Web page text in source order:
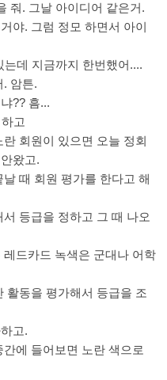
줘. 그날 아이디어 같은거.
야. 그럼 정모 하면서 아이
데 지금까지 한번했어....
. 암튼.
?? 흠...
고
회원이 있으면 오늘 정회
왔고.
때 회원 평가를 한다고 해
등급을 정하고 그 때 나오
드카드 녹색은 군대나 어학
활동을 평가해서 등급을 조
고.
에 들어보면 노란 색으로